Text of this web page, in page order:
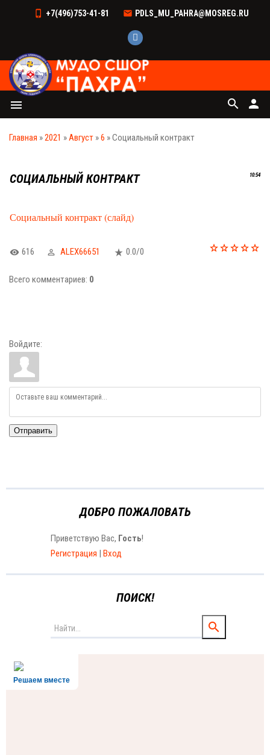
+7(496)753-41-81 PDLS_MU_PAHRA@MOSREG.RU
menu person
search
Главная »2021 »Август »6 » Социальный контракт
10:54
СОЦИАЛЬНЫЙ КОНТРАКТ
Социальный контракт (слайд)
616 ALEX66651 0.0/0
Всего комментариев: 0
Войдите:
Отправить
ДОБРО ПОЖАЛОВАТЬ
Приветствую Вас, Гость!
Регистрация | Вход
ПОИСК!
Решаем вместе